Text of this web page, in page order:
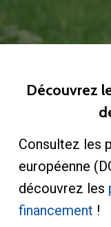
Découvrez
Consultez les
européenne
découvrez les
financement !